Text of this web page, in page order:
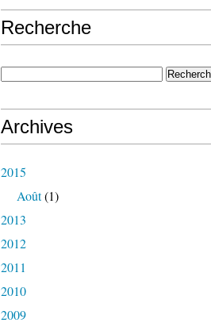
Recherche
Archives
2015
Août(1)
2013
2012
2011
2010
2009